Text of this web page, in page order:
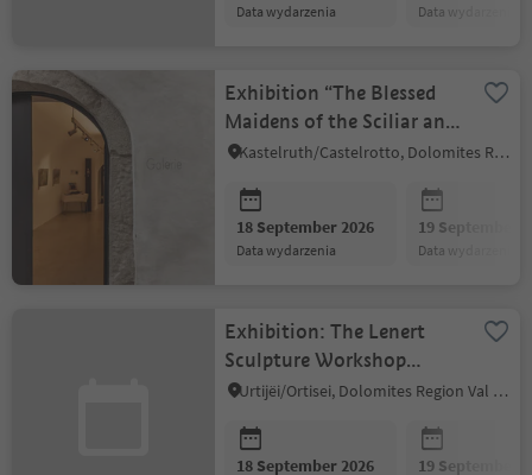
data wydarzenia data wydarzenia
Exhibition “The Blessed
Maidens of the Sciliar and
the Witches in autumn”
Kastelruth/Castelrotto, Dolomites Region Seiser Alm
18 September 2026
data wydarzenia
19 September
data wydarzenia
Exhibition: The Lenert
Sculpture Workshop
(1877–1953)
Urtijëi/Ortisei, Dolomites Region Val Gardena
18 September 2026 19 September